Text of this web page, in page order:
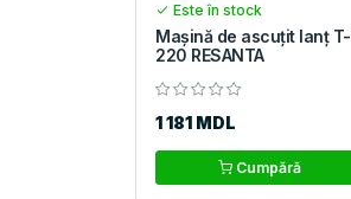
Este în stock
Mașină de ascuțit lanț T-
220 RESANTA
1 181 MDL
Cumpără